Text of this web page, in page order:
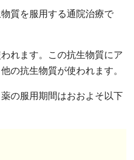
質を服用する通院治療で
れます。この抗生物質にア
の抗生物質が使われます。
の服用期間はおおよそ以下